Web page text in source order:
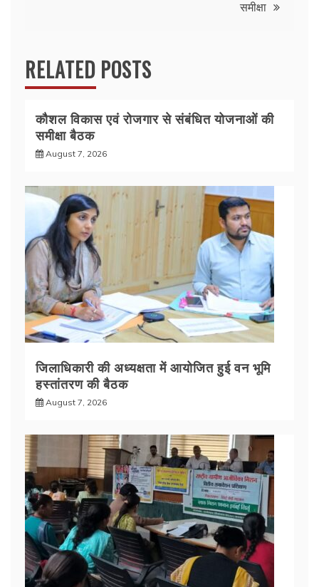
समीक्षा
RELATED POSTS
कौशल विकास एवं रोजगार से संबंधित योजनाओं की
समीक्षा बैठक
August 7, 2026
जिलाधिकारी की अध्यक्षता में आयोजित हुई वन भूमि
हस्तांतरण की बैठक
August 7, 2026